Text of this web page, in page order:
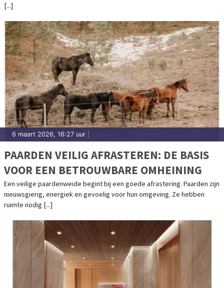
[...]
6 maart 2026, 16:27 uur
PAARDEN VEILIG AFRASTEREN: DE BASIS
VOOR EEN BETROUWBARE OMHEINING
Een veilige paardenweide begint bij een goede afrastering. Paarden zijn
nieuwsgierig, energiek en gevoelig voor hun omgeving. Ze hebben
ruimte nodig [...]